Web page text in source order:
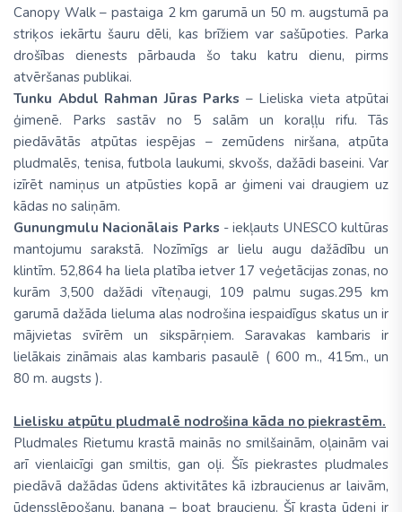
Canopy Walk – pastaiga 2 km garumā un 50 m. augstumā pa
striķos iekārtu šauru dēli, kas brīžiem var sašūpoties. Parka
drošības dienests pārbauda šo taku katru dienu, pirms
atvēršanas publikai.
Tunku Abdul Rahman Jūras Parks – Lieliska vieta atpūtai
ģimenē. Parks sastāv no 5 salām un koraļļu rifu. Tās
piedāvātās atpūtas iespējas – zemūdens niršana, atpūta
pludmalēs, tenisa, futbola laukumi, skvošs, dažādi baseini. Var
izīrēt namiņus un atpūsties kopā ar ģimeni vai draugiem uz
kādas no saliņām.
Gunungmulu Nacionālais Parks - iekļauts UNESCO kultūras
mantojumu sarakstā. Nozīmīgs ar lielu augu dažādību un
klintīm. 52,864 ha liela platība ietver 17 veģetācijas zonas, no
kurām 3,500 dažādi vīteņaugi, 109 palmu sugas.295 km
garumā dažāda lieluma alas nodrošina iespaidīgus skatus un ir
mājvietas svīrēm un sikspārņiem. Saravakas kambaris ir
lielākais zināmais alas kambaris pasaulē ( 600 m., 415m., un
80 m. augsts ).
Lielisku atpūtu pludmalē nodrošina kāda no piekrastēm.
Pludmales Rietumu krastā mainās no smilšainām, oļainām vai
arī vienlaicīgi gan smiltis, gan oļi. Šīs piekrastes pludmales
piedāvā dažādas ūdens aktivitātes kā izbraucienus ar laivām,
ūdensslēpošanu, banana – boat braucienu. Šī krasta ūdeņi ir